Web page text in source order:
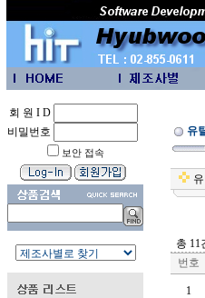
회 원 I D
비밀번호
보안 접속
유
총 11
번호
1